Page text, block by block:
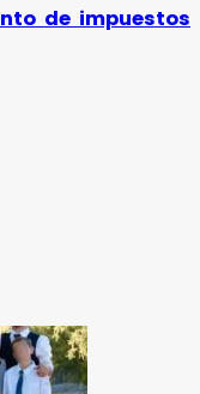
de impuestos